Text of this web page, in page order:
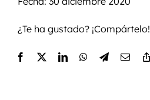
¿Te ha gustado? ¡Compártelo!